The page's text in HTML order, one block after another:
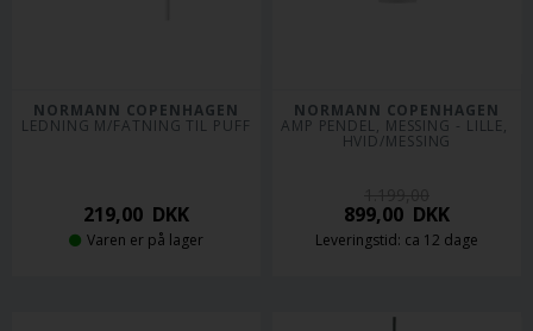
NORMANN COPENHAGEN
LEDNING M/FATNING TIL PUFF
219,00 DKK
Varen er på lager
NORMANN COPENHAGEN
AMP PENDEL, MESSING - LILLE,
HVID/MESSING
899,00 DKK
Leveringstid: ca 12 dage